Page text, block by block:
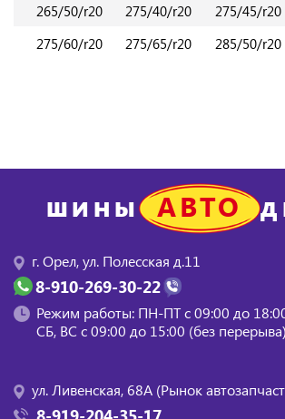
265/50/r20 275/40/r20 275/45/r20
275/60/r20
275/65/r20 285/50/r20
ШИНЫ АВТО
г. Орел, ул. Полесская д.11
8-910-269-30-22
Режим работы: ПН-ПТ с 09:00 до
СБ, BC с 09:00 до 15:00 (без перерыва)
ул. Ливенская, 68А (Рынок